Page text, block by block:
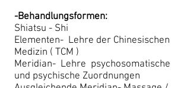
-Behandlungsformen:
Shiatsu - Shi
Elementen- Lehre der Chinesischen
Medizin ( TCM )
Meridian- Lehre psychosomatische
und psychische Zuordnungen